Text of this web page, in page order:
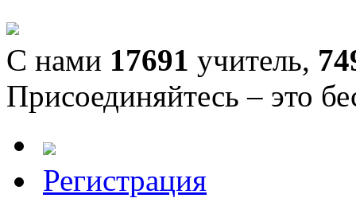
С нами 17691 учитель,
Присоединяйтесь – это
Регистрация